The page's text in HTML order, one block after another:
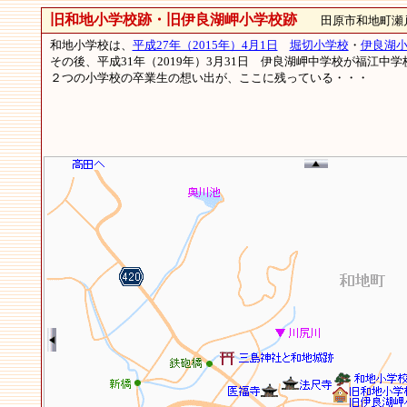
旧和地小学校跡・旧伊良湖岬小学校跡田原市和地町瀬
和地小学校は、 平成27年（2015年）4月1日 堀切小学校 ・ 伊良湖
その後、平成31年（2019年）3月31日 伊良湖岬中学校が福江中
２つの小学校の卒業生の想い出が、ここに残っている・・・